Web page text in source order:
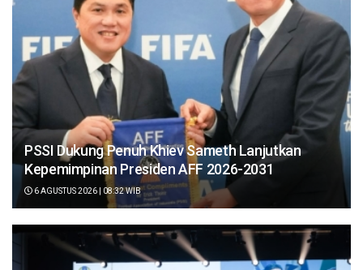
PSSI Dukung Penuh Khiev Sameth Lanjutkan
Kepemimpinan Presiden AFF 2026-2031
6 AGUSTUS 2026 | 08:32 WIB